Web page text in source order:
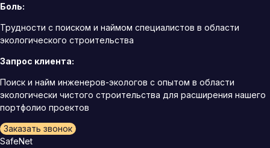
Боль:
Трудности с поиском и наймом специалистов в области
экологического строительства
Запрос клиента:
Поиск и найм инженеров-экологов с опытом в области
экологически чистого строительства для расширения нашего
портфолио проектов
Заказать звонок
SafeNet